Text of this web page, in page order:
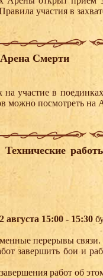
участия в
Смерти
на участие в
можно посмотреть на
Технические
августа 15:00 - 15:30
перерывы связи.
завершить бои и
работ об